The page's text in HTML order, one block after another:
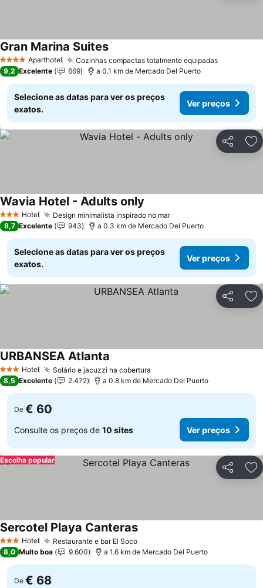
4 EstrelasAparthotel Cozinhas compactas totalmente equipadas
Gran Marina Suites
9,2 Excelente 669 a 0.1 km de Mercado Del Puerto
Selecione as datas para ver os preços
exatos.
Ver preços
Partilhar
3 EstrelasHotel Design minimalista inspirado no mar
Wavia Hotel - Adults only
8,7 Excelente 943 a 0.3 km de Mercado Del Puerto
Selecione as datas para ver os preços
exatos.
Ver preços
Partilhar
3 EstrelasHotel Solário e jacuzzi na cobertura
URBANSEA Atlanta
8,5 Excelente 2.472 a 0.8 km de Mercado Del Puerto
De € 60
Consulte os preços de 10 sites Ver preços
Partilhar
Escolha popular
3 EstrelasHotel Restaurante e bar El Soco
Sercotel Playa Canteras
8,0 Muito boa 9.600 a 1.6 km de Mercado Del Puerto
De € 68